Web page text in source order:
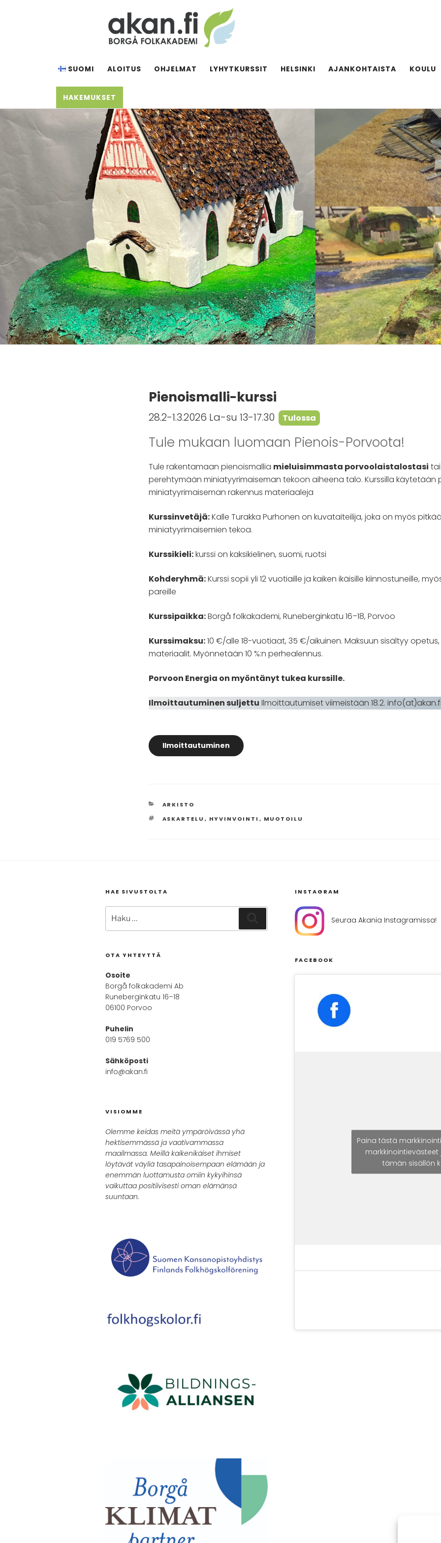
AKAN.FI
SUOMI ALOITUS OHJELMAT LYHYTKURSSIT HELSINKI AJANKOHTAISTA KOULU
HAKEMUKSET
Pienoismalli-kurssi
28.2-1.3.2026 La-su 13-17.30 Tulossa
Tule mukaan luomaan Pienois-Porvoota!
Tule rakentamaan pienoismallia mieluisimmasta porvoolaistalostasi
perehtymään miniatyyrimaiseman tekoon aiheena talo. Kurssilla käytetään
miniatyyrimaiseman rakennus materiaaleja
Kurssinvetäjä:Kalle Turakka Purhonen on kuvataiteilija, joka on myös
miniatyyrimaisemien tekoa.
Kurssikieli:kurssi on kaksikielinen, suomi, ruotsi
Kohderyhmä:Kurssi sopii yli 12 vuotiaille ja kaiken ikäisille kiinnostuneille,
pareille
Kurssipaikka:Borgå folkakademi, Runeberginkatu 16–18, Porvoo
Kurssimaksu:10 €/alle 18-vuotiaat, 35 €/aikuinen. Maksuun sisältyy
materiaalit. Myönnetään 10 %:n perhealennus.
Porvoon Energia on myöntänyt tukea kurssille.
Ilmoittautuminen suljettu Ilmoittautumiset viimeistään 18.2.
Ilmoittautuminen
KATEGORIAT
ARKISTO
AVAINSANAT
ASKARTELU , HYVINVOINTI , MUOTOILU
HAE SIVUSTOLTA
OTA YHTEYTTÄ
Osoite
Borgå folkakademi Ab
Runeberginkatu 16–18
06100 Porvoo
Puhelin
019 5769 500
Sähköposti
info@akan.fi
VISIOMME
Olemme keidas meitä ympäröivässä yhä
hektisemmässä ja vaativammassa
maailmassa. Meillä kaikenikäiset ihmiset
löytävät väyliä tasapainoisempaan elämään ja
enemmän luottamusta omiin kykyihinsä
vaikuttaa positiivisesti oman elämänsä
suuntaan.
INSTAGRAM
Seuraa Akania Instagramissa!
FACEBOOK
Paina tästä
tämän sisällön